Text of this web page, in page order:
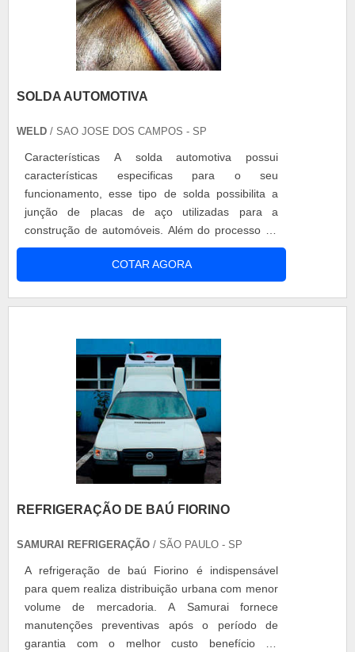
SOLDA AUTOMOTIVA
WELD / SAO JOSE DOS CAMPOS - SP
Características A solda automotiva possui
características especificas para o seu
funcionamento, esse tipo de solda possibilita a
junção de placas de aço utilizadas para a
construção de automóveis. Além do processo de
fabricação de peças a solda também é
indispensável para os reparos de automóveis.
Serviços disponibilizados - Fabricação,
- Soldagem Espe....
COTAR AGORA
REFRIGERAÇÃO DE BAÚ FIORINO
SAMURAI REFRIGERAÇÃO / SÃO PAULO - SP
A refrigeração de baú Fiorino é indispensável
para quem realiza distribuição urbana com menor
volume de mercadoria. A Samurai fornece
manutenções preventivas após o período de
garantia com o melhor custo benefício do